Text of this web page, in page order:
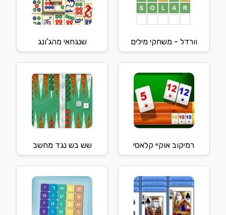
וורדל - משחקי מילים שנגחאי מהג'ונג
רמיקוב אוקיי קלאסי שש בש נגד מחשב